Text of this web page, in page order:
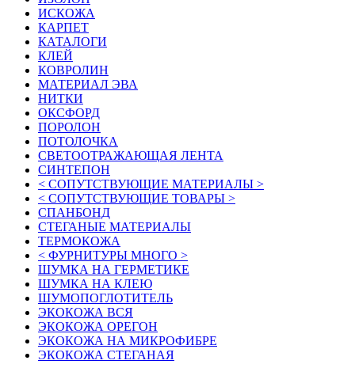
ИСКОЖА
КАРПЕТ
КАТАЛОГИ
КЛЕЙ
КОВРОЛИН
МАТЕРИАЛ ЭВА
НИТКИ
ОКСФОРД
ПОРОЛОН
ПОТОЛОЧКА
СВЕТООТРАЖАЮЩАЯ ЛЕНТА
СИНТЕПОН
< СОПУТСТВУЮЩИЕ МАТЕРИАЛЫ >
< СОПУТСТВУЮЩИЕ ТОВАРЫ >
СПАНБОНД
СТЕГАНЫЕ МАТЕРИАЛЫ
ТЕРМОКОЖА
< ФУРНИТУРЫ МНОГО >
ШУМКА НА ГЕРМЕТИКЕ
ШУМКА НА КЛЕЮ
ШУМОПОГЛОТИТЕЛЬ
ЭКОКОЖА ВСЯ
ЭКОКОЖА ОРЕГОН
ЭКОКОЖА НА МИКРОФИБРЕ
ЭКОКОЖА СТЕГАНАЯ